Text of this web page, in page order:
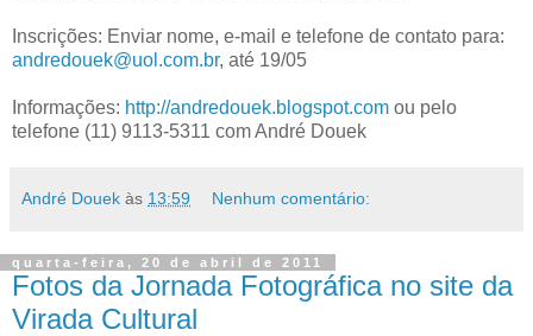
Inscrições: Enviar nome, e-mail e telefone de contato para:
andredouek@uol.com.br, até 19/05
Informações: http://andredouek.blogspot.com ou pelo
telefone (11) 9113-5311 com André Douek
André Douek às 13:59 Nenhum comentário:
quarta-feira, 20 de abril de 2011
Fotos da Jornada Fotográfica no site da
Virada Cultural